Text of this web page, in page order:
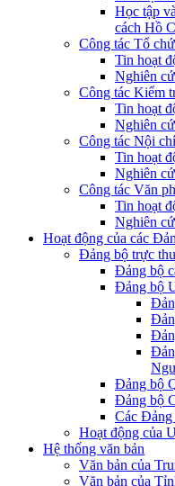
Học tập
cách Hồ
Công tác Tổ
Tin hoạt
Nghiên
Công tác Kiểm
Tin hoạt
Nghiên
Công tác Nội
Tin hoạt
Nghiên
Công tác Văn
Tin hoạt
Nghiên
Hoạt động của các
Đảng bộ trực
Đảng bộ
Đảng bộ
Đảng bộ
Đảng bộ
Các Đảng
Hoạt động của
Hệ thống văn bản
Văn bản của
Văn bản của